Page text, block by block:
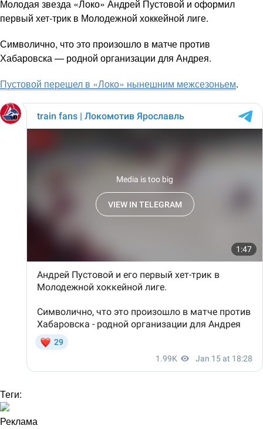
Молодая звезда «Локо» Андрей Пустовой и оформил
первый хет-трик в Молодежной хоккейной лиге.
Символично, что это произошло в матче против
Хабаровска — родной организации для Андрея.
Пустовой перешел в «Локо» нынешним межсезоньем.
Теги:
Реклама